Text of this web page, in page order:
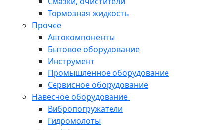
Тормозная жидкость
Прочее
Автокомпоненты
Бытовое оборудование
Инструмент
Промышленное оборудование
Сервисное оборудование
Навесное оборудование
Вибропогружатели
Гидромолоты